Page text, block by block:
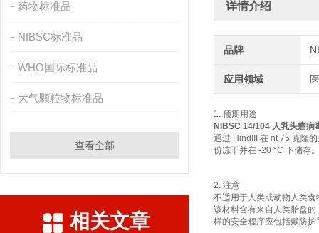
药物标准品
NIBSC标准品
WHO国际标准品
大气颗粒物标准品
查看全部
相关文章
详情介绍
品牌
应用领域
1. 预期用途
NIBSC 14/104 人乳头瘤病
通过 HindIII 在 nt 75 克隆
份冻干并在 -20 °C 下储存
2. 注意
不适用于人类或动物人类食
该材料含有来自人类胎盘
样的安全程序应包括戴防